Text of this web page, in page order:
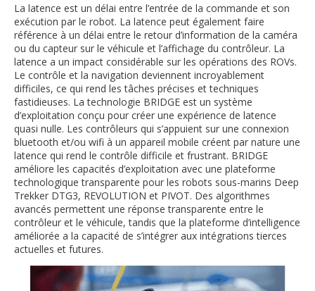
La latence est un délai entre l’entrée de la commande et son
exécution par le robot. La latence peut également faire
référence à un délai entre le retour d’information de la caméra
ou du capteur sur le véhicule et l’affichage du contrôleur. La
latence a un impact considérable sur les opérations des ROVs.
Le contrôle et la navigation deviennent incroyablement
difficiles, ce qui rend les tâches précises et techniques
fastidieuses. La technologie BRIDGE est un système
d’exploitation conçu pour créer une expérience de latence
quasi nulle. Les contrôleurs qui s’appuient sur une connexion
bluetooth et/ou wifi à un appareil mobile créent par nature une
latence qui rend le contrôle difficile et frustrant. BRIDGE
améliore les capacités d’exploitation avec une plateforme
technologique transparente pour les robots sous-marins Deep
Trekker DTG3, REVOLUTION et PIVOT. Des algorithmes
avancés permettent une réponse transparente entre le
contrôleur et le véhicule, tandis que la plateforme d’intelligence
améliorée a la capacité de s’intégrer aux intégrations tierces
actuelles et futures.